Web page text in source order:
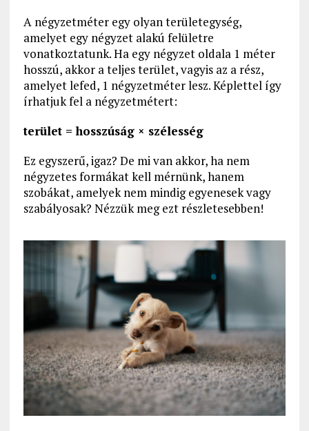
A négyzetméter egy olyan területegység,
amelyet egy négyzet alakú felületre
vonatkoztatunk. Ha egy négyzet oldala 1 méter
hosszú, akkor a teljes terület, vagyis az a rész,
amelyet lefed, 1 négyzetméter lesz. Képlettel így
írhatjuk fel a négyzetmétert:
terület = hosszúság × szélesség
Ez egyszerű, igaz? De mi van akkor, ha nem
négyzetes formákat kell mérnünk, hanem
szobákat, amelyek nem mindig egyenesek vagy
szabályosak? Nézzük meg ezt részletesebben!